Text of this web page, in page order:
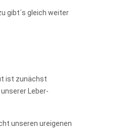
gibt´s gleich weiter
ist zunächst
Leber-
unseren ureigenen